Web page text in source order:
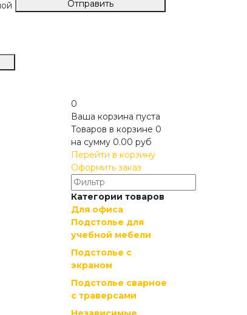
Отправить
0
Ваша корзина пуста
Товаров в корзине 0
на сумму 0.00 руб
Перейти в корзину
Оформить заказ
Категории товаров
Для офиса
Подстолье для
учебной мебели
Подстолье c
экраном
Подстолье сварное
с траверсами